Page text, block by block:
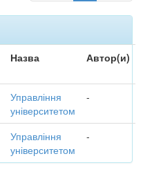
Назва Автор(и)
Управління
університетом
-
Управління
університетом
-